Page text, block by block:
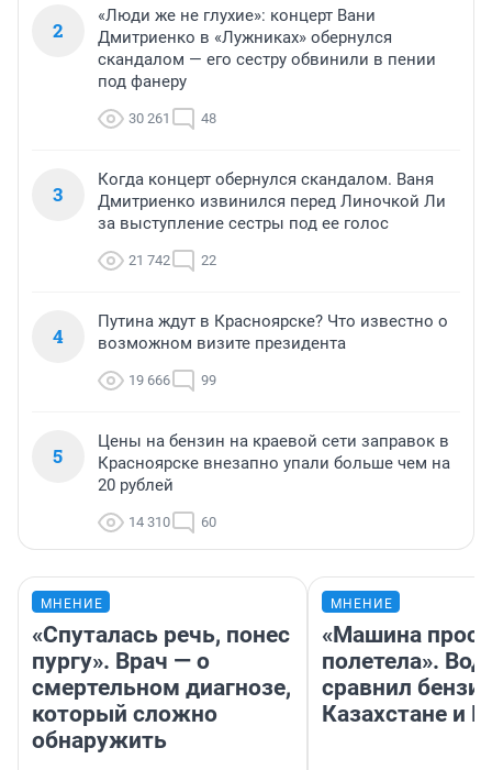
2
«Люди же не глухие»: концерт Вани
Дмитриенко в «Лужниках» обернулся
скандалом — его сестру обвинили в пении
под фанеру
30 261 48
3
Когда концерт обернулся скандалом. Ваня
Дмитриенко извинился перед Линочкой Ли
за выступление сестры под ее голос
21 742 22
4
Путина ждут в Красноярске? Что известно о
возможном визите президента
19 666 99
5
Цены на бензин на краевой сети заправок в
Красноярске внезапно упали больше чем на
20 рублей
14 310 60
МНЕНИЕ
«Спуталась речь, понес
пургу». Врач — о
смертельном диагнозе,
который сложно
обнаружить
МНЕНИЕ
«Машина
полетела».
сравнил
Казахстане и